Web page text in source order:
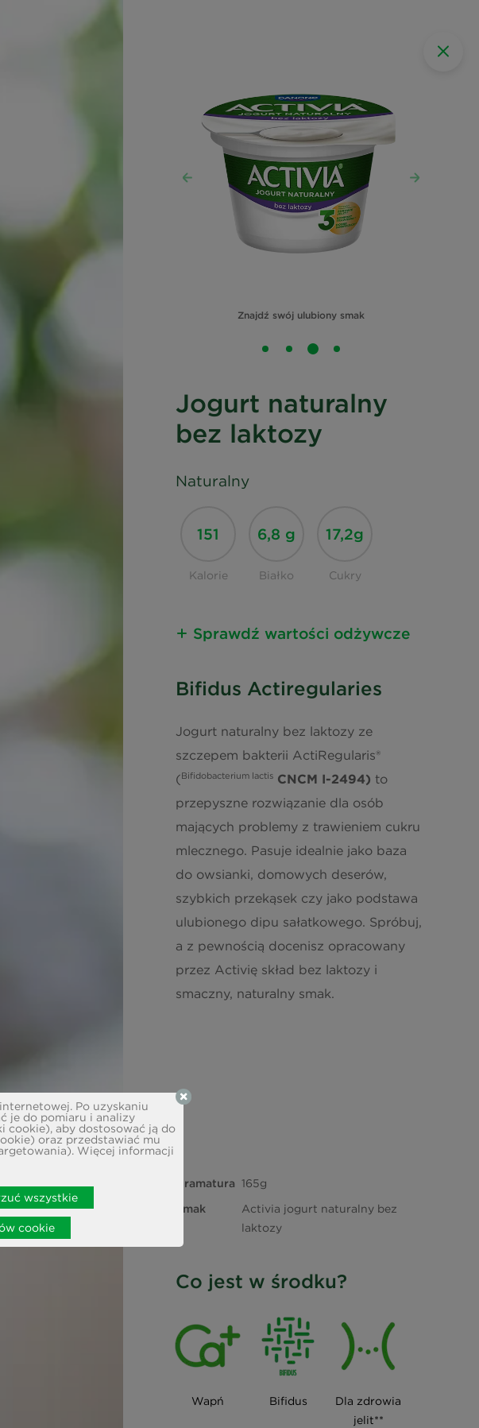
Znajdź swój ulubiony smak
Jogurt naturalny
bez laktozy
Naturalny
151
Kalorie
6,8 g
Białko
17,2g
Cukry
Sprawdź wartości odżywcze
odżywczych
Kalorie
w tym kwasy nasycone
Węglowodany 5,6g
w tym cukry 5,6g
Sól (Salt)
Bifidus Actiregularies
Jogurt naturalny bez laktozy ze
szczepem bakterii ActiRegularis®
(Bifidobacterium lactis CNCM I-2494) to
przepyszne rozwiązanie dla osób
mających problemy z trawieniem cukru
mlecznego. Pasuje idealnie jako baza
do owsianki, domowych deserów,
szybkich przekąsek czy jako podstawa
ulubionego dipu sałatkowego. Spróbuj,
a z pewnością docenisz opracowany
przez Activię skład bez laktozy i
smaczny, naturalny smak.
Gramatura 165g
Smak
Activia jogurt naturalny bez
laktozy
Co jest w środku?
Wapń Bifidus
Dla zdrowia
jelit**
Po uzyskaniu
je do pomiaru i analizy
aby dostosować ją do
oraz przedstawiać mu
Więcej informacji
wszystkie
cookie